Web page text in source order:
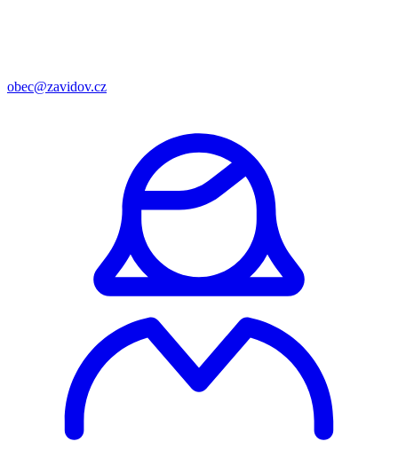
obec@zavidov.cz